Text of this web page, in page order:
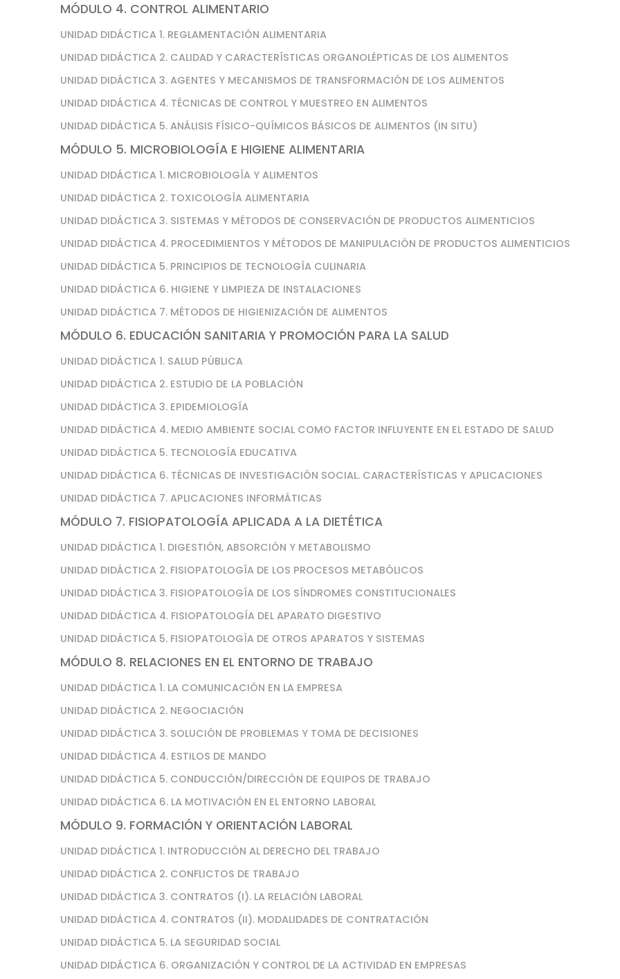
MÓDULO 4. CONTROL ALIMENTARIO
UNIDAD DIDÁCTICA 1. REGLAMENTACIÓN ALIMENTARIA
UNIDAD DIDÁCTICA 2. CALIDAD Y CARACTERÍSTICAS ORGANOLÉPTICAS DE LOS ALIMENTOS
UNIDAD DIDÁCTICA 3. AGENTES Y MECANISMOS DE TRANSFORMACIÓN DE LOS ALIMENTOS
UNIDAD DIDÁCTICA 4. TÉCNICAS DE CONTROL Y MUESTREO EN ALIMENTOS
UNIDAD DIDÁCTICA 5. ANÁLISIS FÍSICO-QUÍMICOS BÁSICOS DE ALIMENTOS (IN SITU)
MÓDULO 5. MICROBIOLOGÍA E HIGIENE ALIMENTARIA
UNIDAD DIDÁCTICA 1. MICROBIOLOGÍA Y ALIMENTOS
UNIDAD DIDÁCTICA 2. TOXICOLOGÍA ALIMENTARIA
UNIDAD DIDÁCTICA 3. SISTEMAS Y MÉTODOS DE CONSERVACIÓN DE PRODUCTOS ALIMENTICIOS
UNIDAD DIDÁCTICA 4. PROCEDIMIENTOS Y MÉTODOS DE MANIPULACIÓN DE PRODUCTOS ALIMENTICIOS
UNIDAD DIDÁCTICA 5. PRINCIPIOS DE TECNOLOGÍA CULINARIA
UNIDAD DIDÁCTICA 6. HIGIENE Y LIMPIEZA DE INSTALACIONES
UNIDAD DIDÁCTICA 7. MÉTODOS DE HIGIENIZACIÓN DE ALIMENTOS
MÓDULO 6. EDUCACIÓN SANITARIA Y PROMOCIÓN PARA LA SALUD
UNIDAD DIDÁCTICA 1. SALUD PÚBLICA
UNIDAD DIDÁCTICA 2. ESTUDIO DE LA POBLACIÓN
UNIDAD DIDÁCTICA 3. EPIDEMIOLOGÍA
UNIDAD DIDÁCTICA 4. MEDIO AMBIENTE SOCIAL COMO FACTOR INFLUYENTE EN EL ESTADO DE SALUD
UNIDAD DIDÁCTICA 5. TECNOLOGÍA EDUCATIVA
UNIDAD DIDÁCTICA 6. TÉCNICAS DE INVESTIGACIÓN SOCIAL. CARACTERÍSTICAS Y APLICACIONES
UNIDAD DIDÁCTICA 7. APLICACIONES INFORMÁTICAS
MÓDULO 7. FISIOPATOLOGÍA APLICADA A LA DIETÉTICA
UNIDAD DIDÁCTICA 1. DIGESTIÓN, ABSORCIÓN Y METABOLISMO
UNIDAD DIDÁCTICA 2. FISIOPATOLOGÍA DE LOS PROCESOS METABÓLICOS
UNIDAD DIDÁCTICA 3. FISIOPATOLOGÍA DE LOS SÍNDROMES CONSTITUCIONALES
UNIDAD DIDÁCTICA 4. FISIOPATOLOGÍA DEL APARATO DIGESTIVO
UNIDAD DIDÁCTICA 5. FISIOPATOLOGÍA DE OTROS APARATOS Y SISTEMAS
MÓDULO 8. RELACIONES EN EL ENTORNO DE TRABAJO
UNIDAD DIDÁCTICA 1. LA COMUNICACIÓN EN LA EMPRESA
UNIDAD DIDÁCTICA 2. NEGOCIACIÓN
UNIDAD DIDÁCTICA 3. SOLUCIÓN DE PROBLEMAS Y TOMA DE DECISIONES
UNIDAD DIDÁCTICA 4. ESTILOS DE MANDO
UNIDAD DIDÁCTICA 5. CONDUCCIÓN/DIRECCIÓN DE EQUIPOS DE TRABAJO
UNIDAD DIDÁCTICA 6. LA MOTIVACIÓN EN EL ENTORNO LABORAL
MÓDULO 9. FORMACIÓN Y ORIENTACIÓN LABORAL
UNIDAD DIDÁCTICA 1. INTRODUCCIÓN AL DERECHO DEL TRABAJO
UNIDAD DIDÁCTICA 2. CONFLICTOS DE TRABAJO
UNIDAD DIDÁCTICA 3. CONTRATOS (I). LA RELACIÓN LABORAL
UNIDAD DIDÁCTICA 4. CONTRATOS (II). MODALIDADES DE CONTRATACIÓN
UNIDAD DIDÁCTICA 5. LA SEGURIDAD SOCIAL
UNIDAD DIDÁCTICA 6. ORGANIZACIÓN Y CONTROL DE LA ACTIVIDAD EN EMPRESAS